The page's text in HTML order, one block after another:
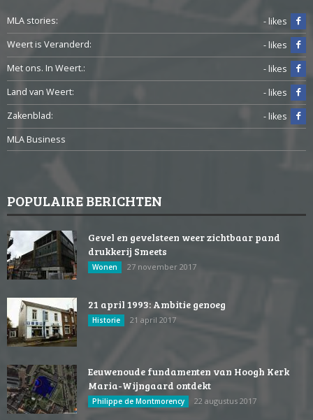
MLA stories:
- likes
Weert is Veranderd:
- likes
Met ons. In Weert.:
- likes
Land van Weert:
- likes
Zakenblad:
- likes
MLA Business
POPULAIRE BERICHTEN
Gevel en gevelsteen weer zichtbaar pand
drukkerij Smeets
Wonen 27 november 2017
21 april 1993: Ambitie genoeg
Historie 21 april 2017
Eeuwenoude fundamenten van Hoogh Kerk
Maria-Wijngaard ontdekt
Philippe de Montmorency 22 augustus 2017